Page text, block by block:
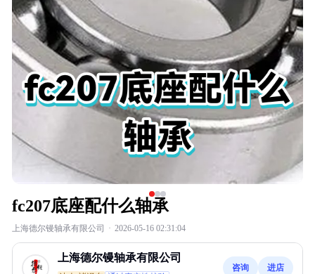
fc207底座配什么轴承
上海德尔镘轴承有限公司 · 2026-05-16 02:31:04
上海德尔镘轴承有限公司
咨询 进店